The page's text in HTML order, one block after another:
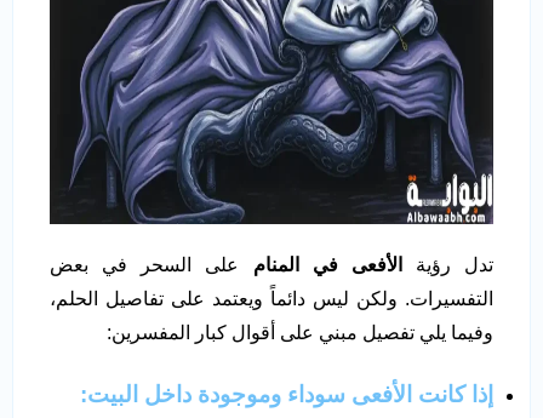
تدل رؤية الأفعى في المنام على السحر في بعض
التفسيرات. ولكن ليس دائماً ويعتمد على تفاصيل الحلم،
وفيما يلي تفصيل مبني على أقوال كبار المفسرين:
إذا كانت الأفعى سوداء وموجودة داخل البيت: